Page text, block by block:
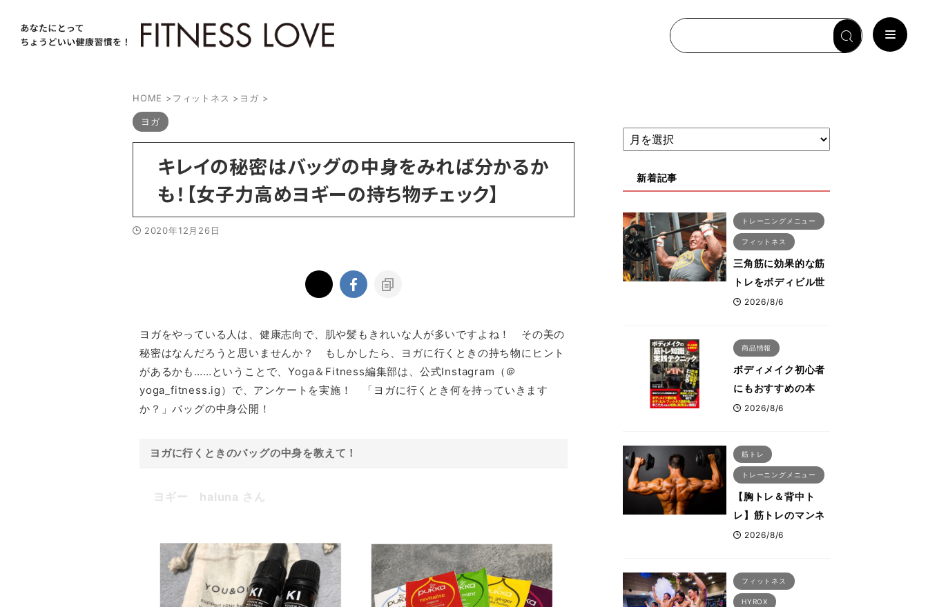
HOME >フィットネス > ヨガ >
ヨガ
キレイの秘密はバッグの中身をみれば分かるか
も！【女子力高めヨギーの持ち物チェック】
2020年12月26日
ヨガをやっている人は、健康志向で、肌や髪もきれいな人が多いですよね！ その美の
秘密はなんだろうと思いませんか？ もしかしたら、ヨガに行くときの持ち物にヒント
があるかも……ということで、Yoga＆Fitness編集部は、公式Instagram（＠
yoga_fitness.ig）で、アンケートを実施！ 「ヨガに行くとき何を持っていきます
か？」バッグの中身公開！
ヨガに行くときのバッグの中身を教えて！
ヨギー haluna さん
新着記事
トレーニングメニュー
フィットネス
三角筋に効果的な筋
トレをボディビル世
界王者鈴木雅選手が
きくならない肩の鍛
え方」前編
2026/8/6
商品情報
ボディメイク初心者
にもおすすめの本
『ボディメイクの筋
ニック』
2026/8/6
筋トレ
トレーニングメニュー
【胸トレ＆背中ト
レ】筋トレのマンネ
リ化を感じた時にこ
メニュー「拮抗筋ス
ーパーセット法」
2026/8/6
フィットネス
HYROX